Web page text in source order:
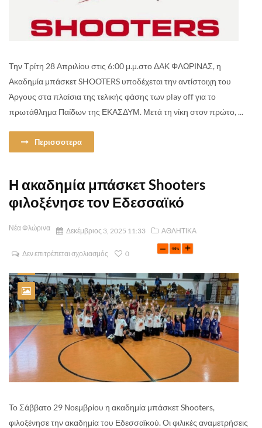
Την Τρίτη 28 Απριλίου στις 6:00 μ.μ.στο ΔΑΚ ΦΛΩΡΙΝΑΣ, η
Ακαδημία μπάσκετ SHOOTERS υποδέχεται την αντίστοιχη του
Άργους στα πλαίσια της τελικής φάσης των play off για το
πρωτάθλημα Παίδων της ΕΚΑΣΔΥΜ. Μετά τη νίκη στον πρώτο, ...
Περισσοτερα
Η ακαδημία μπάσκετ Shooters
φιλοξένησε τον Εδεσσαϊκό
Νέα Φλώρινα Δεκέμβριος 3, 2025 11:33 ΑΘΛΗΤΙΚΑ
Δεν επιτρέπεται σχολιασμός 0
Το Σάββατο 29 Νοεμβρίου η ακαδημία μπάσκετ Shooters,
φιλοξένησε την ακαδημία του Εδεσσαϊκού. Οι φιλικές αναμετρήσεις